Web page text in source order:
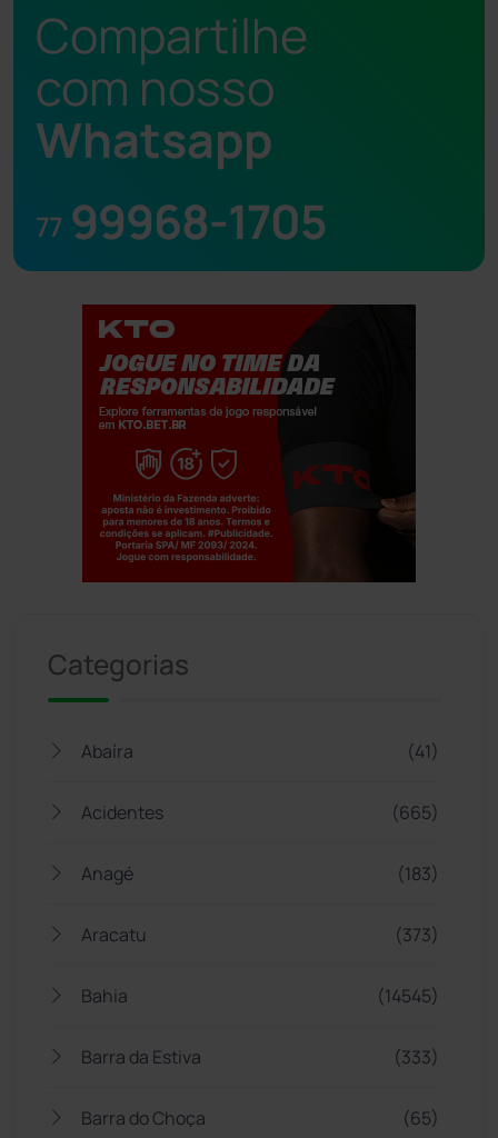
Compartilhe
com nosso
Whatsapp
77 99968-1705
Categorias
Abaíra (41)
Acidentes (665)
Anagé (183)
Aracatu (373)
Bahia (14545)
Barra da Estiva (333)
Barra do Choça (65)